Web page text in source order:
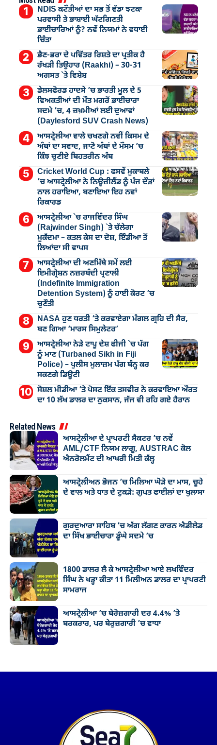
NDIS ਕਟੌਤੀਆਂ ਦਾ ਸਭ ਤੋਂ ਵੱਡਾ ਝਟਕਾ
ਪਰਵਾਸੀ ਤੇ ਭਾਸ਼ਾਈ ਘੱਟਗਿਣਤੀ
ਭਾਈਚਾਰਿਆਂ ਨੂੰ? ਨਵੇਂ ਨਿਯਮਾਂ ਨੇ ਵਧਾਈ
ਚਿੰਤਾ
ਭੈਣ-ਭਰਾ ਦੇ ਪਵਿੱਤਰ ਰਿਸ਼ਤੇ ਦਾ ਪ੍ਰਤੀਕ ਹੈ
ਰੱਖੜੀ ਤਿਉਹਾਰ (Raakhi) – 30-31
ਅਗਸਤ `ਤੇ ਵਿਸ਼ੇਸ਼
ਡੇਲਸਫੋਰਡ ਹਾਦਸੇ ’ਚ ਭਾਰਤੀ ਮੂਲ ਦੇ 5
ਵਿਅਕਤੀਆਂ ਦੀ ਮੌਤ ਮਗਰੋਂ ਭਾਈਚਾਰਾ
ਸਦਮੇ ’ਚ, 4 ਜ਼ਖ਼ਮੀਆਂ ਲਈ ਦੁਆਵਾਂ
(Daylesford SUV Crash News)
ਆਸਟ੍ਰੇਲੀਆ ਵਾਲੇ ਚਖਣਗੇ ਨਵੀਂ ਕਿਸਮ ਦੇ
ਅੰਬਾਂ ਦਾ ਸਵਾਦ, ਜਾਣੋ ਅੰਬਾਂ ਦੇ ਮੌਸਮ ’ਚ
ਕਿੰਝ ਚੁਣੀਏ ਬਿਹਤਰੀਨ ਅੰਬ
Cricket World Cup : ਫਸਵੇਂ ਮੁਕਾਬਲੇ
’ਚ ਆਸਟ੍ਰੇਲੀਆ ਨੇ ਨਿਊਜ਼ੀਲੈਂਡ ਨੂੰ ਪੰਜ ਦੌੜਾਂ
ਨਾਲ ਹਰਾਇਆ, ਬਣਾਇਆ ਇਹ ਨਵਾਂ
ਰਿਕਾਰਡ
ਆਸਟ੍ਰੇਲੀਆ `ਚ ਰਾਜਵਿੰਦਰ ਸਿੰਘ
(Rajwinder Singh) `ਤੇ ਚੱਲੇਗਾ
ਮੁੁਕੱਦਮਾ – ਕਤਲ ਕੇਸ ਦਾ ਦੋਸ਼, ਇੰਡੀਆ ਤੋਂ
ਲਿਆਂਦਾ ਸੀ ਵਾਪਸ
ਆਸਟ੍ਰੇਲੀਆ ਦੀ ਅਣਮਿੱਥੇ ਸਮੇਂ ਲਈ
ਇਮੀਗ੍ਰੇਸ਼ਨ ਨਜ਼ਰਬੰਦੀ ਪ੍ਰਣਾਲੀ
(Indefinite Immigration
Detention System) ਨੂੰ ਹਾਈ ਕੋਰਟ ’ਚ
ਚੁਣੌਤੀ
NASA ਹੁਣ ਧਰਤੀ ’ਤੇ ਕਰਵਾਏਗਾ ਮੰਗਲ ਗ੍ਰਹਿ ਦੀ ਸੈਰ,
ਬਣ ਗਿਆ ‘ਮਾਰਸ ਸਿਮੁਲੇਟਰ’
ਆਸਟ੍ਰੇਲੀਆ ਨੇੜੇ ਟਾਪੂ ਦੇਸ਼ ਫੀਜੀ `ਚ ਪੱਗ
ਨੂੰ ਮਾਣ (Turbaned Sikh in Fiji
Police) – ਪੁਲੀਸ ਮੁਲਾਜ਼ਮ ਪੱਗ ਬੰਨ੍ਹ ਕਰ
ਸਕਣਗੇ ਡਿਊਟੀ
ਸੋਸ਼ਲ ਮੀਡੀਆ ’ਤੇ ਪੋਸਟ ਇੱਕ ਤਸਵੀਰ ਨੇ ਕਰਵਾਇਆ ਔਰਤ
ਦਾ 10 ਲੱਖ ਡਾਲਰ ਦਾ ਨੁਕਸਾਨ, ਜੱਜ ਵੀ ਰਹਿ ਗਏ ਹੈਰਾਨ
Related News
ਆਸਟ੍ਰੇਲੀਆ ਦੇ ਪ੍ਰਾਪਰਟੀ ਸੈਕਟਰ ’ਚ ਨਵੇਂ
AML/CTF ਨਿਯਮ ਲਾਗੂ, AUSTRAC ਕੋਲ
ਐਨਰੋਲਮੈਂਟ ਦੀ ਆਖਰੀ ਮਿਤੀ ਕੱਲ੍ਹ
ਆਸਟ੍ਰੇਲੀਅਨ ਭੋਜਨ ’ਚ ਮਿਲਿਆ ਘੋੜੇ ਦਾ ਮਾਸ, ਚੂਹੇ
ਦੇ ਵਾਲ ਅਤੇ ਧਾਤ ਦੇ ਟੁਕੜੇ: ਗੁਪਤ ਫਾਈਲਾਂ ਦਾ ਖੁਲਾਸਾ
ਗੁਰਦੁਆਰਾ ਸਾਹਿਬ ’ਚ ਅੱਗ ਲੱਗਣ ਕਾਰਨ ਐਡੀਲੇਡ
ਦਾ ਸਿੱਖ ਭਾਈਚਾਰਾ ਡੂੰਘੇ ਸਦਮੇ ’ਚ
1800 ਡਾਲਰ ਲੈ ਕੇ ਆਸਟ੍ਰੇਲੀਆ ਆਏ ਲਖਵਿੰਦਰ
ਸਿੰਘ ਨੇ ਖੜ੍ਹਾ ਕੀਤਾ 11 ਮਿਲੀਅਨ ਡਾਲਰ ਦਾ ਪ੍ਰਾਪਰਟੀ
ਸਾਮਰਾਜ
ਆਸਟ੍ਰੇਲੀਆ ’ਚ ਬੇਰੋਜ਼ਗਾਰੀ ਦਰ 4.4% ’ਤੇ
ਬਰਕਰਾਰ, ਪਰ ਬੇਰੁਜ਼ਗਾਰੀ ’ਚ ਵਾਧਾ